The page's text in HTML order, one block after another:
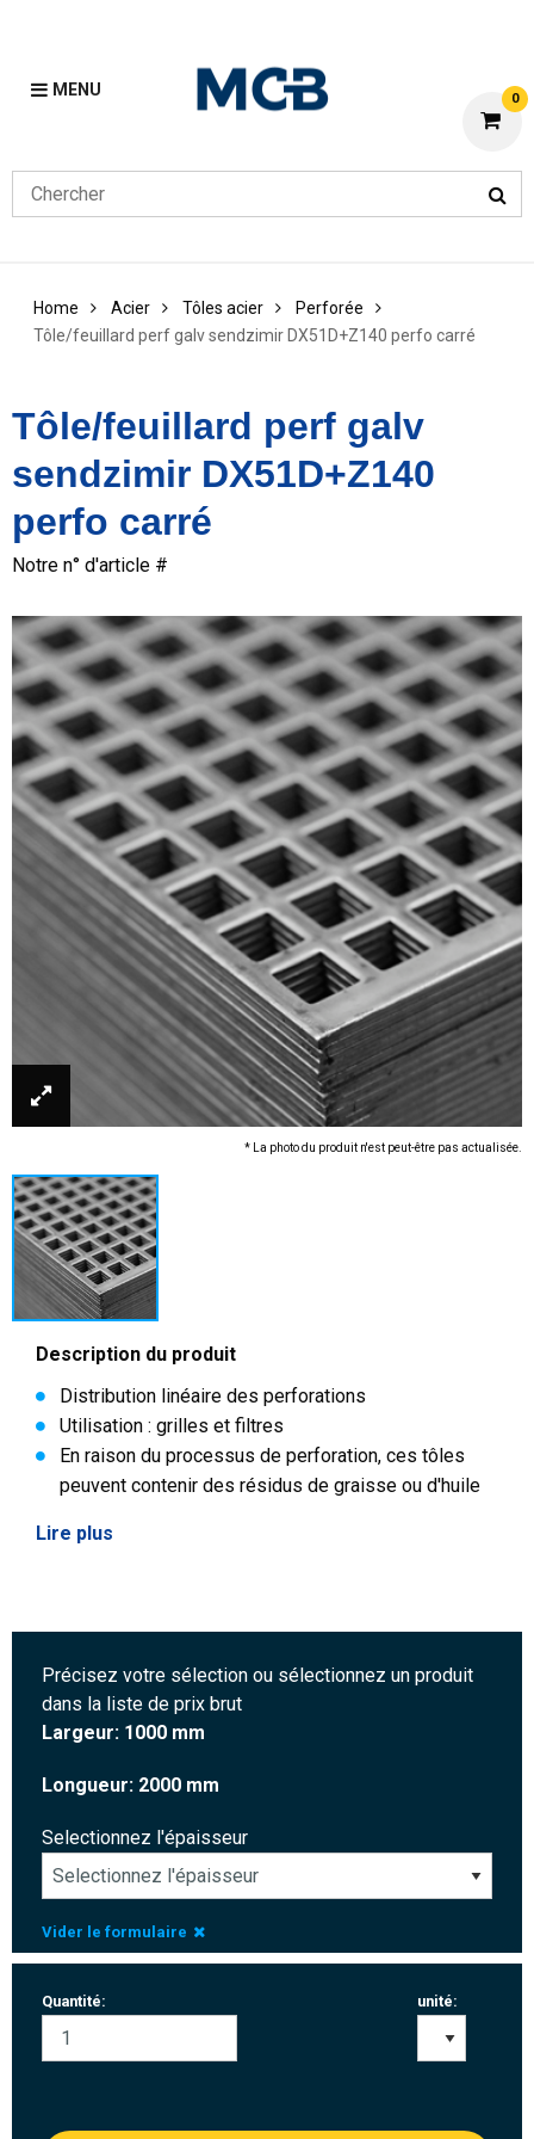
MENU 0
Home Acier Tôles acier
Perforée
Tôle/feuillard perf galv sendzimir DX51D+Z140 perfo carré
Tôle/feuillard perf galv
sendzimir DX51D+Z140
perfo carré
Notre n° d'article #
* La photo du produit n'est peut-être pas actualisée.
Description du produit
Distribution linéaire des perforations
Utilisation : grilles et filtres
En raison du processus de perforation, ces tôles
peuvent contenir des résidus de graisse ou d'huile
Lire plus
Précisez votre sélection ou sélectionnez un produit
dans la liste de prix brut
Largeur: 1000 mm
Longueur: 2000 mm
Selectionnez l'épaisseur
Vider le formulaire
Quantité: unité: